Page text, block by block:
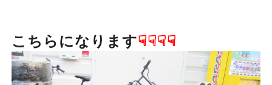
こちらになります☟☟☟☟